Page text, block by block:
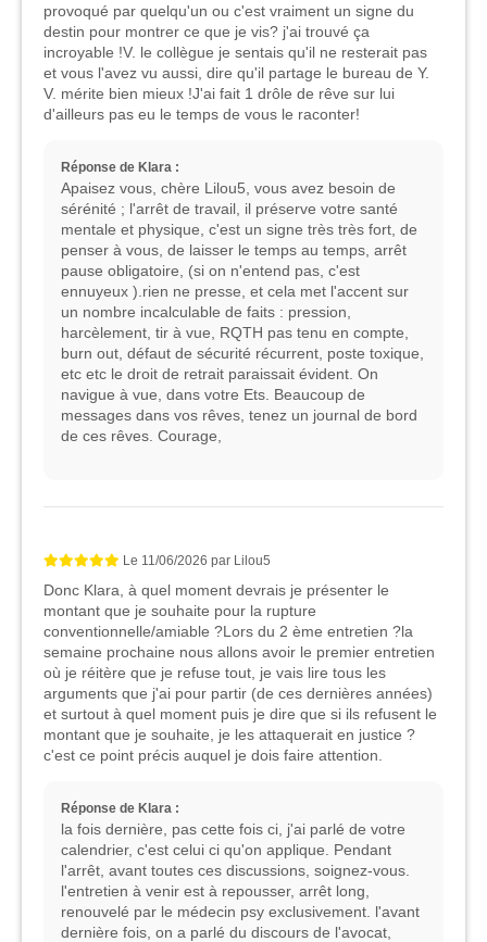
provoqué par quelqu'un ou c'est vraiment un signe du
destin pour montrer ce que je vis? j'ai trouvé ça
incroyable !V. le collègue je sentais qu'il ne resterait pas
et vous l'avez vu aussi, dire qu'il partage le bureau de Y.
V. mérite bien mieux !J'ai fait 1 drôle de rêve sur lui
d'ailleurs pas eu le temps de vous le raconter!
Réponse de Klara :
Apaisez vous, chère Lilou5, vous avez besoin de
sérénité ; l'arrêt de travail, il préserve votre santé
mentale et physique, c'est un signe très très fort, de
penser à vous, de laisser le temps au temps, arrêt
pause obligatoire, (si on n'entend pas, c'est
ennuyeux ).rien ne presse, et cela met l'accent sur
un nombre incalculable de faits : pression,
harcèlement, tir à vue, RQTH pas tenu en compte,
burn out, défaut de sécurité récurrent, poste toxique,
etc etc le droit de retrait paraissait évident. On
navigue à vue, dans votre Ets. Beaucoup de
messages dans vos rêves, tenez un journal de bord
de ces rêves. Courage,
Le 11/06/2026 par Lilou5
Donc Klara, à quel moment devrais je présenter le
montant que je souhaite pour la rupture
conventionnelle/amiable ?Lors du 2 ème entretien ?la
semaine prochaine nous allons avoir le premier entretien
où je réitère que je refuse tout, je vais lire tous les
arguments que j'ai pour partir (de ces dernières années)
et surtout à quel moment puis je dire que si ils refusent le
montant que je souhaite, je les attaquerait en justice ?
c'est ce point précis auquel je dois faire attention.
Réponse de Klara :
la fois dernière, pas cette fois ci, j'ai parlé de votre
calendrier, c'est celui ci qu'on applique. Pendant
l'arrêt, avant toutes ces discussions, soignez-vous.
l'entretien à venir est à repousser, arrêt long,
renouvelé par le médecin psy exclusivement. l'avant
dernière fois, on a parlé du discours de l'avocat,